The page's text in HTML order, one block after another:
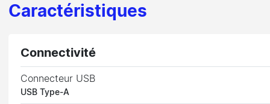
Caractéristiques
Connectivité
Connecteur USB
USB Type-A